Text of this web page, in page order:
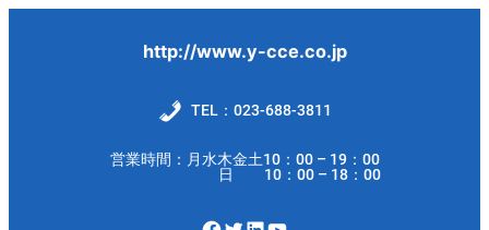
http://www.y-cce.co.jp
TEL：023-688-3811
営業時間：月水木金土10：00 – 19：00
日 10：00 – 18：00